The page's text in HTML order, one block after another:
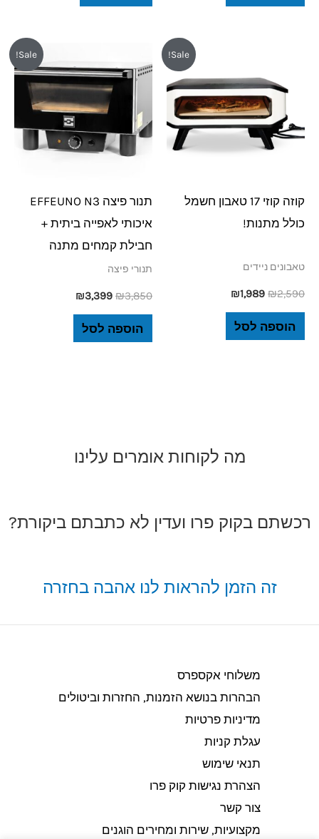
Sale!
קוזה קוזי 17 טאבון חשמל
כולל מתנות!
טאבונים ניידים
₪2,590
היה:
₪2,590.
₪1,989
הוא:
₪1,989.
הוספה לסל
Sale!
תנור פיצה EFFEUNO N3
איכותי לאפייה ביתית +
חבילת קמחים מתנה
תנורי פיצה
₪3,850
היה:
₪3,850.
₪3,399
הוא:
₪3,399.
הוספה לסל
מה לקוחות אומרים עלינו
רכשתם בקוק פרו ועדין לא כתבתם ביקורת?
זה הזמן להראות לנו אהבה בחזרה
משלוחי אקספרס
הבהרות בנושא הזמנות, החזרות וביטולים​
מדיניות פרטיות
עגלת קניות
תנאי שימוש
הצהרת נגישות קוק פרו
צור קשר
מקצועיות, שירות ומחירים הוגנים